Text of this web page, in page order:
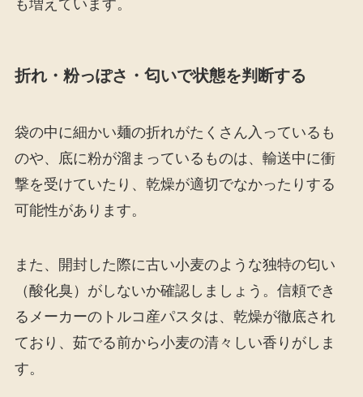
も増えています。
折れ・粉っぽさ・匂いで状態を判断する
袋の中に細かい麺の折れがたくさん入っているも
のや、底に粉が溜まっているものは、輸送中に衝
撃を受けていたり、乾燥が適切でなかったりする
可能性があります。
また、開封した際に古い小麦のような独特の匂い
（酸化臭）がしないか確認しましょう。信頼でき
るメーカーのトルコ産パスタは、乾燥が徹底され
ており、茹でる前から小麦の清々しい香りがしま
す。